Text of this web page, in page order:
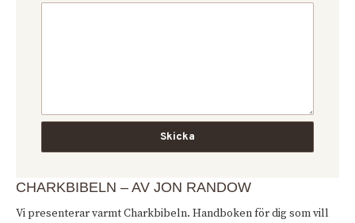
CHARKBIBELN – AV JON RANDOW
Vi presenterar varmt Charkbibeln. Handboken för dig som vill